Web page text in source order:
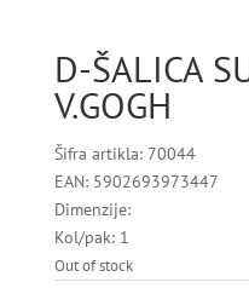
D-ŠALICA
V.GOGH
Šifra artikla: 70044
EAN: 5902693973447
Dimenzije:
Kol/pak: 1
Out of stock